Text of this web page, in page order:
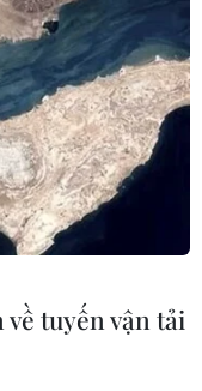
tuyến vận tải